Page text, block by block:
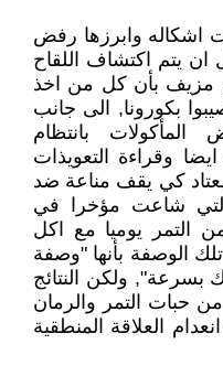
اشكاله وابرزها رفض
ان يتم اكتشاف اللقاح
مزيف بأن كل من اخذ
بكورونا, الى جانب
المأكولات بانتظام
وقراءة التعويذات
كي يقف مناعة ضد
شاعت مؤخرا في
التمر يوميا مع اكل
الوصفة بأنها "وصفة
بسرعة", ولكن النتائج
من حبات التمر والرمان
العلاقة المنطقية